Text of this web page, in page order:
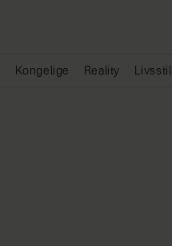
Kongelige Reality Livsstil